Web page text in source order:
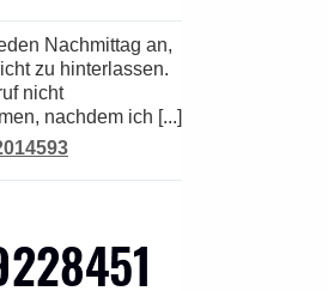
zu hinterlassen.
nicht
nachdem ich [...]